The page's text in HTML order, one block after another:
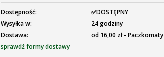
Dostępność:
✅DOSTĘPNY
Wysyłka w:
24 godziny
Dostawa:
od 16,00 zł - Paczkomaty
sprawdź formy dostawy